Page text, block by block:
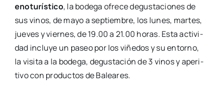
Las reser­vasen la bode­ga de Terra­moll pue­den
hacer­se por telé­fono971 327 293 / 686 484 174o
por emailinfo@terramoll.es. Los pre­cios son de 18
euros (adul­tos) y 6 euros (niños).
Comparte esta publicación